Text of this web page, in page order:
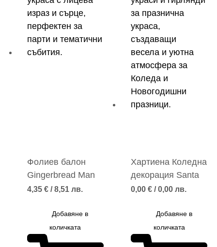
Gingerbread Man
4,35€/ 8,51 лв.
количката
декорация Santa
0,00€/ 0,00 лв.
количката